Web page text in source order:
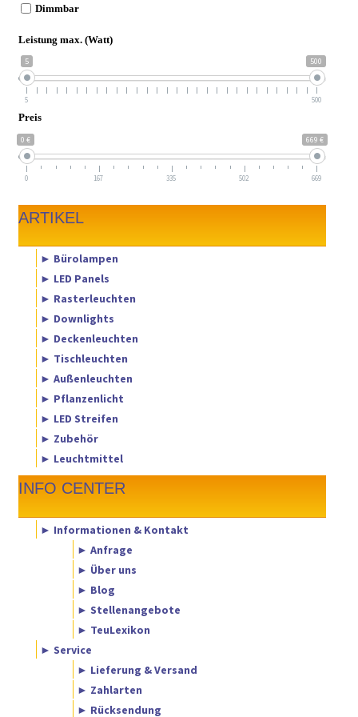
Dimmbar
Leistung max. (Watt)
5 500
5 500
Preis
0 € 669 €
0 167 335 502 669
ARTIKEL
► Bürolampen
► LED Panels
► Rasterleuchten
► Downlights
► Deckenleuchten
► Tischleuchten
► Außenleuchten
► Pflanzenlicht
► LED Streifen
► Zubehör
► Leuchtmittel
INFO CENTER
► Informationen & Kontakt
► Anfrage
► Über uns
► Blog
► Stellenangebote
► TeuLexikon
► Service
► Lieferung & Versand
► Zahlarten
► Rücksendung